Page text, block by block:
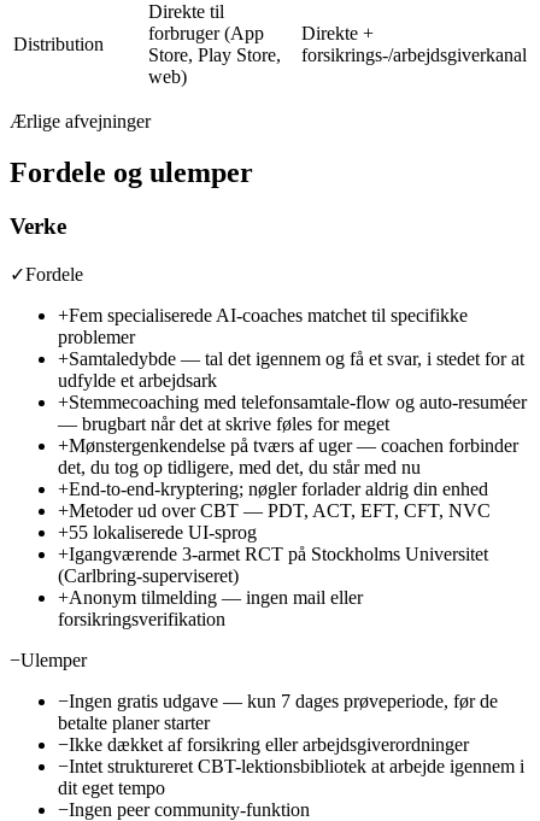
Distribution
Direkte til
forbruger (App
Store, Play Store,
web)
Direkte +
forsikrings-/arbejdsgiverkanal
Ærlige afvejninger
Fordele og ulemper
Verke
✓Fordele
+Fem specialiserede AI-coaches matchet til specifikke
problemer
+Samtaledybde — tal det igennem og få et svar, i stedet for at
udfylde et arbejdsark
+Stemmecoaching med telefonsamtale-flow og auto-resuméer
— brugbart når det at skrive føles for meget
+Mønstergenkendelse på tværs af uger — coachen forbinder
det, du tog op tidligere, med det, du står med nu
+End-to-end-kryptering; nøgler forlader aldrig din enhed
+Metoder ud over CBT — PDT, ACT, EFT, CFT, NVC
+55 lokaliserede UI-sprog
+Igangværende 3-armet RCT på Stockholms Universitet
(Carlbring-superviseret)
+Anonym tilmelding — ingen mail eller
forsikringsverifikation
−Ulemper
−Ingen gratis udgave — kun 7 dages prøveperiode, før de
betalte planer starter
−Ikke dækket af forsikring eller arbejdsgiverordninger
−Intet struktureret CBT-lektionsbibliotek at arbejde igennem i
dit eget tempo
−Ingen peer community-funktion